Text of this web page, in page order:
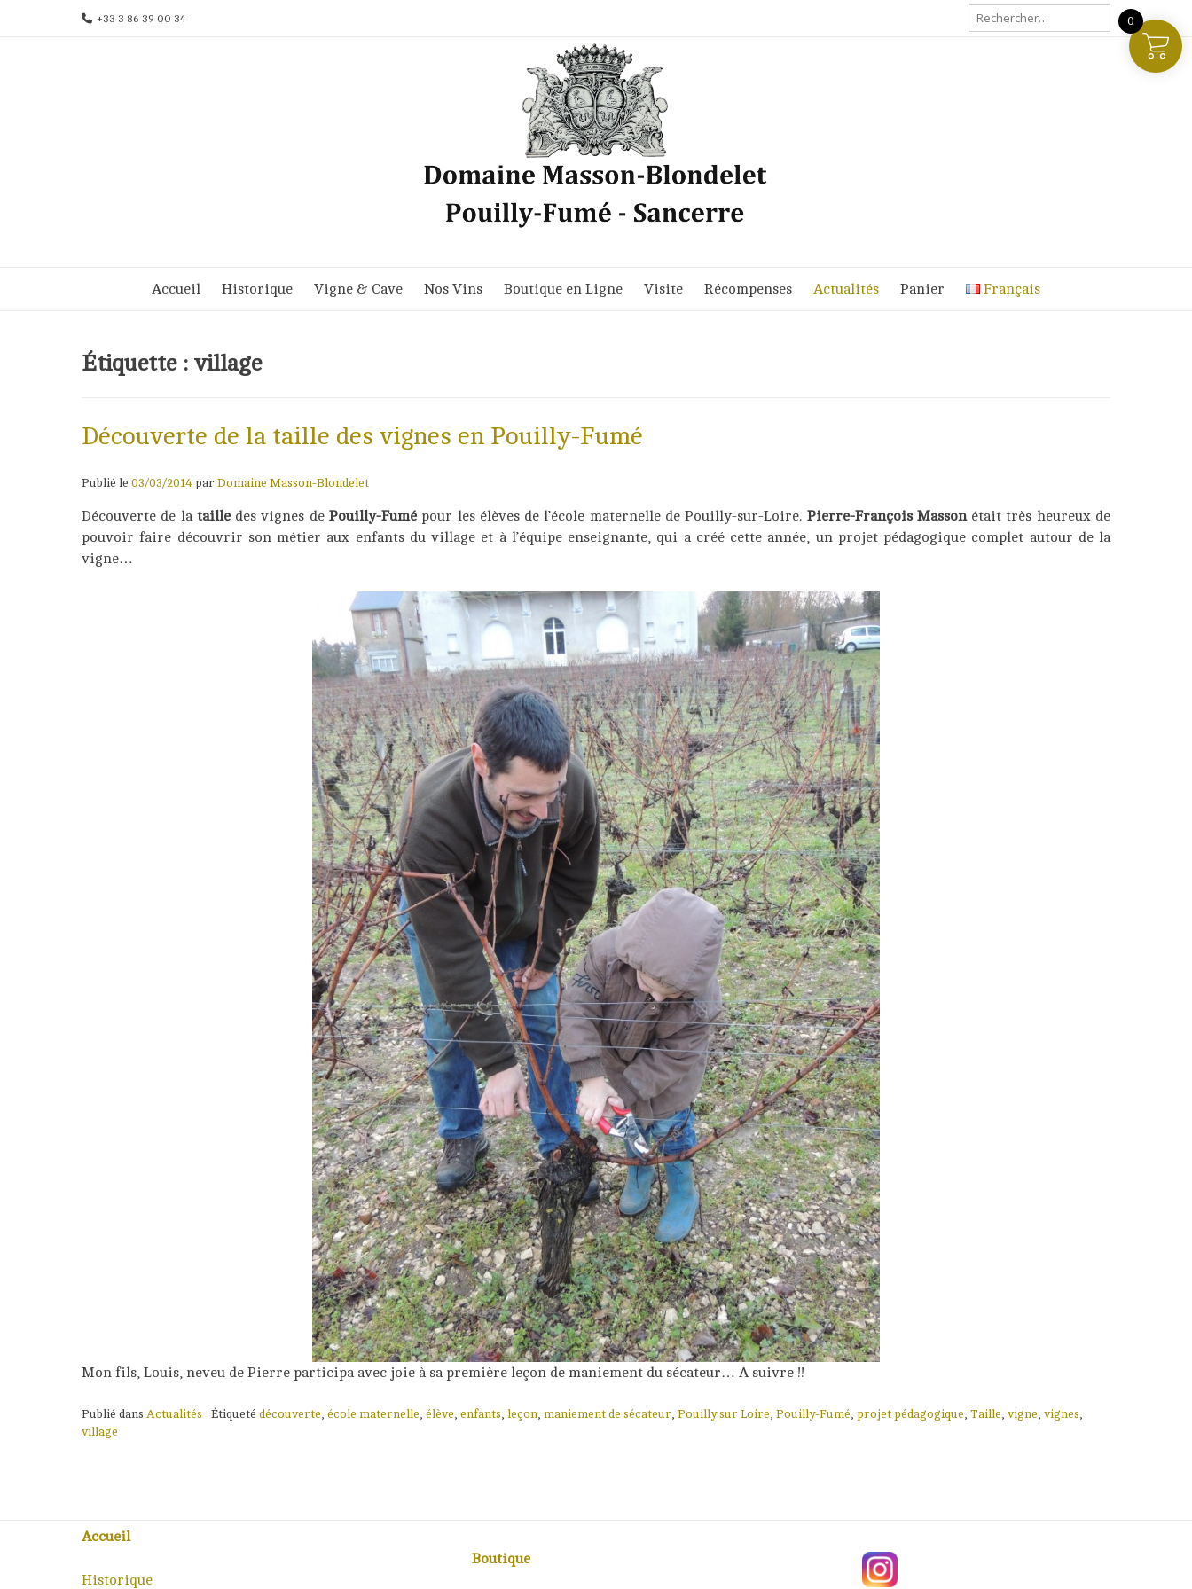
+33 3 86 39 00 34
Rechercher :
Accueil Historique Vigne & Cave Nos Vins Boutique en Ligne Visite Récompenses Actualités Panier Français
Étiquette : village
Découverte de la taille des vignes en Pouilly-Fumé
Publié le 03/03/2014 par Domaine Masson-Blondelet
Découverte de la taille des vignes dePouilly-Fumé pour les élèves de l’école maternelle de Pouilly-sur-Loire. Pierre-François Masson était très heureux de
pouvoir faire découvrir son métier aux enfants du village et à l’équipe enseignante, qui a créé cette année, un projet pédagogique complet autour de la
vigne…
Mon fils, Louis, neveu de Pierre participa avec joie à sa première leçon de maniement du sécateur… A suivre !!
Publié dans Actualités Étiqueté découverte, école maternelle, élève, enfants, leçon, maniement de sécateur, Pouilly sur Loire, Pouilly-Fumé, projet pédagogique, Taille, vigne, vignes,
village
Accueil
Historique
Boutique
0